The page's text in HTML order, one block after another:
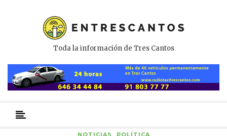
Toda la información de Tres Cantos
primario
NOTICIAS POLÍTICA